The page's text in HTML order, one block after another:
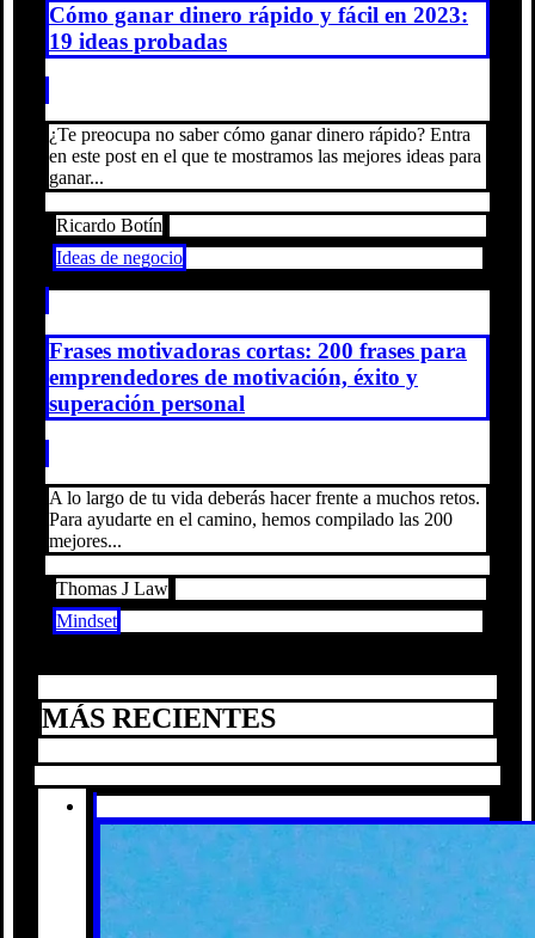
Cómo ganar dinero rápido y fácil en 2023:
19 ideas probadas
¿Te preocupa no saber cómo ganar dinero rápido? Entra
en este post en el que te mostramos las mejores ideas para
ganar...
Ricardo Botín
Ideas de negocio
Frases motivadoras cortas: 200 frases para
emprendedores de motivación, éxito y
superación personal
A lo largo de tu vida deberás hacer frente a muchos retos.
Para ayudarte en el camino, hemos compilado las 200
mejores...
Thomas J Law
Mindset
MÁS RECIENTES